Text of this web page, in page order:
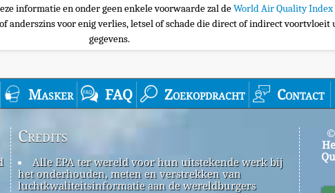
informatie en onder geen enkele voorwaarde zal deWorld Air Quality Index
anderszins voor enig verlies, letsel of schade die direct of indirect voortvloeit
gegevens.
Masker FAQ Zoekopdracht Contact
Credits
Alle EPA ter wereld voor hun uitstekende werk bij
het onderhouden, meten en verstrekken van
luchtkwaliteitsinformatie aan de wereldburgers